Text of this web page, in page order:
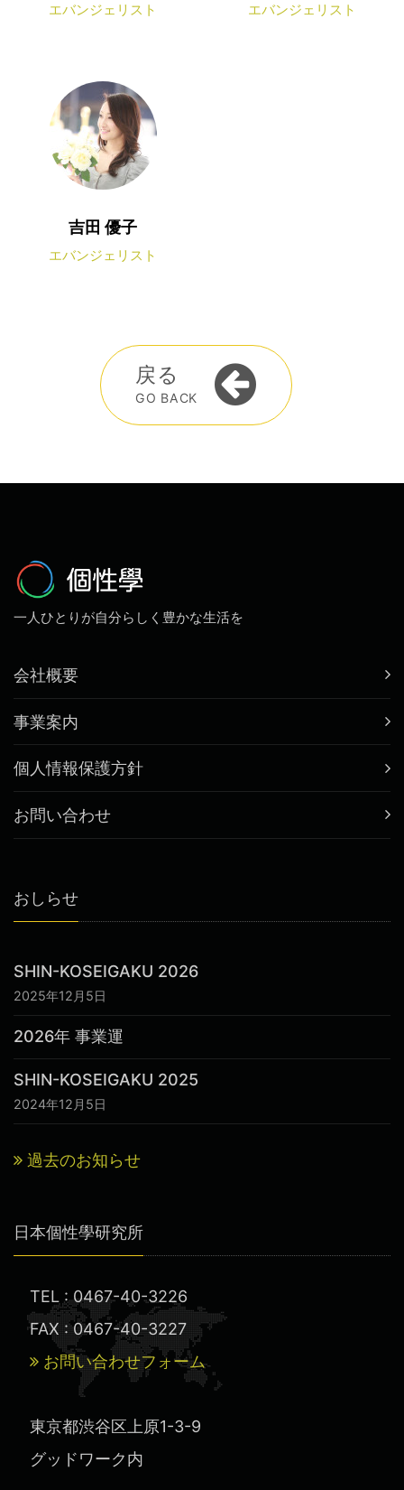
エバンジェリスト エバンジェリスト
吉田 優子
エバンジェリスト
戻る
GO BACK
一人ひとりが自分らしく豊かな生活を
会社概要
事業案内
個人情報保護方針
お問い合わせ
おしらせ
SHIN-KOSEIGAKU 2026
2025年12月5日
2026年 事業運
SHIN-KOSEIGAKU 2025
2024年12月5日
過去のお知らせ
日本個性學研究所
TEL : 0467-40-3226
FAX : 0467-40-3227
お問い合わせフォーム
東京都渋谷区上原1-3-9
グッドワーク内